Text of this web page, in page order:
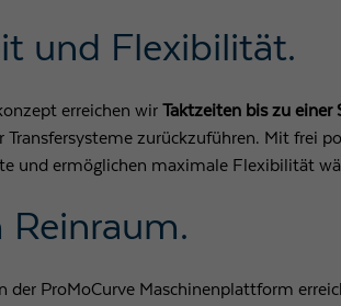
und Flexibilität.
erreichen wir Taktzeiten bis zu einer
Transfersysteme zurückzuführen. Mit frei
und ermöglichen maximale Flexibilität
der ProMoCurve Maschinenplattform